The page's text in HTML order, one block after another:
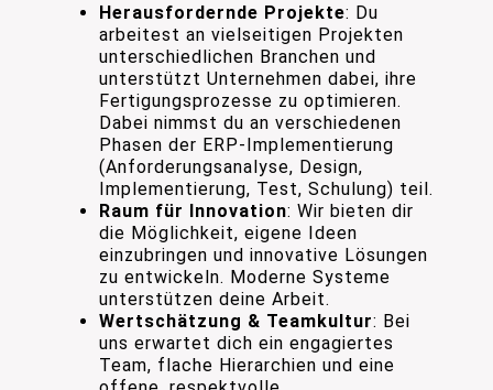
Herausfordernde Projekte: Du
arbeitest an vielseitigen Projekten
unterschiedlichen Branchen und
unterstützt Unternehmen dabei, ihre
Fertigungsprozesse zu optimieren.
Dabei nimmst du an verschiedenen
Phasen der ERP-Implementierung
(Anforderungsanalyse, Design,
Implementierung, Test, Schulung) teil.
Raum für Innovation: Wir bieten dir
die Möglichkeit, eigene Ideen
einzubringen und innovative Lösungen
zu entwickeln. Moderne Systeme
unterstützen deine Arbeit.
Wertschätzung & Teamkultur: Bei
uns erwartet dich ein engagiertes
Team, flache Hierarchien und eine